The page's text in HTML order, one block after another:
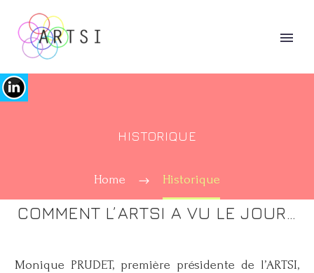
HISTORIQUE
Home Historique
COMMENT L’ARTSI A VU LE JOUR…
Monique PRUDET, première présidente de l’ARTSI,